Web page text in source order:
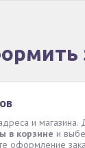
и магазина.
в корзине и
оформление